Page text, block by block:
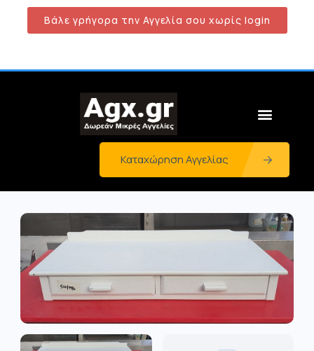
Βάλε γρήγορα την Αγγελία σου χωρίς login
Καταχώρηση Αγγελίας